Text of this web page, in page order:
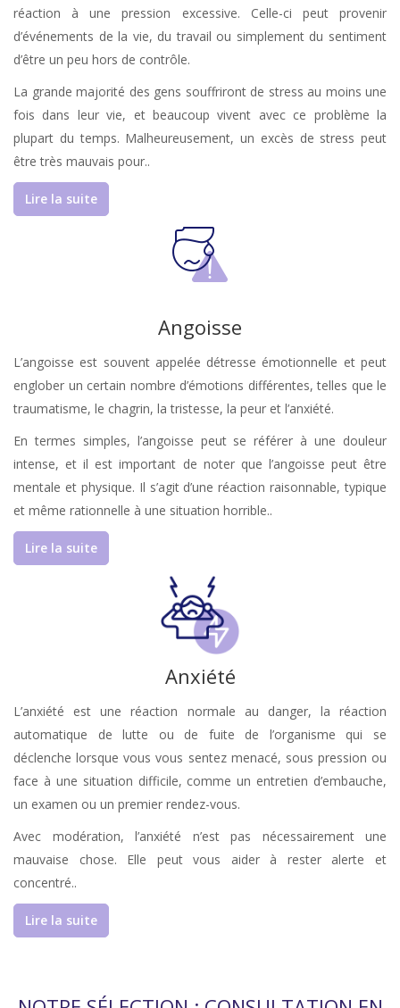
réaction à une pression excessive. Celle-ci peut provenir
d’événements de la vie, du travail ou simplement du sentiment
d’être un peu hors de contrôle.
La grande majorité des gens souffriront de stress au moins une
fois dans leur vie, et beaucoup vivent avec ce problème la
plupart du temps. Malheureusement, un excès de stress peut
être très mauvais pour..
Lire la suite
Angoisse
L’angoisse est souvent appelée détresse émotionnelle et peut
englober un certain nombre d’émotions différentes, telles que le
traumatisme, le chagrin, la tristesse, la peur et l’anxiété.
En termes simples, l’angoisse peut se référer à une douleur
intense, et il est important de noter que l’angoisse peut être
mentale et physique. Il s’agit d’une réaction raisonnable, typique
et même rationnelle à une situation horrible..
Lire la suite
Anxiété
L’anxiété est une réaction normale au danger, la réaction
automatique de lutte ou de fuite de l’organisme qui se
déclenche lorsque vous vous sentez menacé, sous pression ou
face à une situation difficile, comme un entretien d’embauche,
un examen ou un premier rendez-vous.
Avec modération, l’anxiété n’est pas nécessairement une
mauvaise chose. Elle peut vous aider à rester alerte et
concentré..
Lire la suite